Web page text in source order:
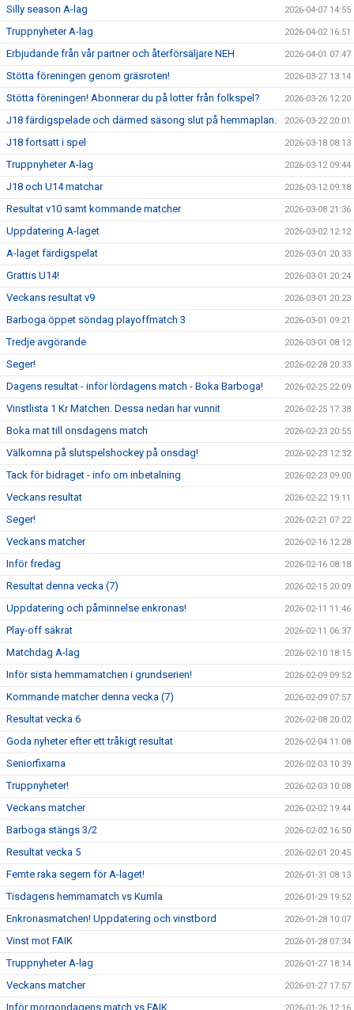
Silly season A-lag 2026-04-07 14:55
Truppnyheter A-lag 2026-04-02 16:51
Erbjudande från vår partner och återförsäljare NEH 2026-04-01 07:47
Stötta föreningen genom gräsroten! 2026-03-27 13:14
Stötta föreningen! Abonnerar du på lotter från folkspel? 2026-03-26 12:20
J18 färdigspelade och därmed säsong slut på hemmaplan. 2026-03-22 20:01
J18 fortsatt i spel 2026-03-18 08:13
Truppnyheter A-lag 2026-03-12 09:44
J18 och U14 matchar 2026-03-12 09:18
Resultat v10 samt kommande matcher 2026-03-08 21:36
Uppdatering A-laget 2026-03-02 12:12
A-laget färdigspelat 2026-03-01 20:33
Grattis U14! 2026-03-01 20:24
Veckans resultat v9 2026-03-01 20:23
Barboga öppet söndag playoffmatch 3 2026-03-01 09:21
Tredje avgörande 2026-03-01 08:12
Seger! 2026-02-28 20:33
Dagens resultat - inför lördagens match - Boka Barboga! 2026-02-25 22:09
Vinstlista 1 Kr Matchen. Dessa nedan har vunnit 2026-02-25 17:38
Boka mat till onsdagens match 2026-02-23 20:55
Välkomna på slutspelshockey på onsdag! 2026-02-23 12:32
Tack för bidraget - info om inbetalning 2026-02-23 09:00
Veckans resultat 2026-02-22 19:11
Seger! 2026-02-21 07:22
Veckans matcher 2026-02-16 12:28
Inför fredag 2026-02-16 08:18
Resultat denna vecka (7) 2026-02-15 20:09
Uppdatering och påminnelse enkronas! 2026-02-11 11:46
Play-off säkrat 2026-02-11 06:37
Matchdag A-lag 2026-02-10 18:15
Inför sista hemmamatchen i grundserien! 2026-02-09 09:52
Kommande matcher denna vecka (7) 2026-02-09 07:57
Resultat vecka 6 2026-02-08 20:02
Goda nyheter efter ett tråkigt resultat 2026-02-04 11:08
Seniorfixarna 2026-02-03 10:39
Truppnyheter! 2026-02-03 10:08
Veckans matcher 2026-02-02 19:44
Barboga stängs 3/2 2026-02-02 16:50
Resultat vecka 5 2026-02-01 20:45
Femte raka segern för A-laget! 2026-01-31 08:13
Tisdagens hemmamatch vs Kumla 2026-01-29 19:52
Enkronasmatchen! Uppdatering och vinstbord 2026-01-28 10:07
Vinst mot FAIK 2026-01-28 07:34
Truppnyheter A-lag 2026-01-27 18:14
Veckans matcher 2026-01-27 17:57
Inför morgondagens match vs FAIK